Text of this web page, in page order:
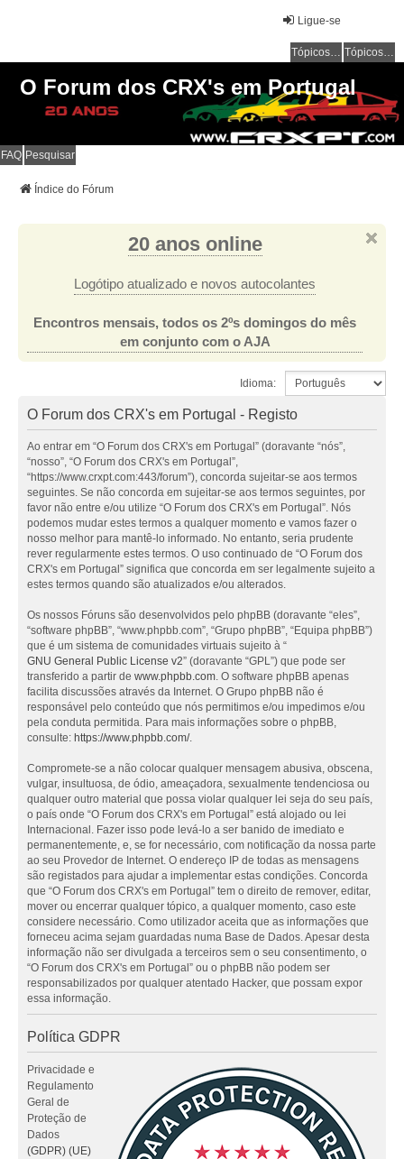
Ligue-se
Tópicos sem resposta Tópicos ativos
O Forum dos CRX's em Portugal
FAQ Pesquisar
Índice do Fórum
20 anos online
Logótipo atualizado e novos autocolantes
Encontros mensais, todos os 2ºs domingos do mês
em conjunto com o AJA
Idioma:
O Forum dos CRX's em Portugal - Registo
Ao entrar em “O Forum dos CRX's em Portugal” (doravante “nós”,
“nosso”, “O Forum dos CRX's em Portugal”,
“https://www.crxpt.com:443/forum”), concorda sujeitar-se aos termos
seguintes. Se não concorda em sujeitar-se aos termos seguintes, por
favor não entre e/ou utilize “O Forum dos CRX's em Portugal”. Nós
podemos mudar estes termos a qualquer momento e vamos fazer o
nosso melhor para mantê-lo informado. No entanto, seria prudente
rever regularmente estes termos. O uso continuado de “O Forum dos
CRX's em Portugal” significa que concorda em ser legalmente sujeito a
estes termos quando são atualizados e/ou alterados.
Os nossos Fóruns são desenvolvidos pelo phpBB (doravante “eles”,
“software phpBB”, “www.phpbb.com”, “Grupo phpBB”, “Equipa phpBB”)
que é um sistema de comunidades virtuais sujeito à “
GNU General Public License v2” (doravante “GPL”) que pode ser
transferido a partir de www.phpbb.com. O software phpBB apenas
facilita discussões através da Internet. O Grupo phpBB não é
responsável pelo conteúdo que nós permitimos e/ou impedimos e/ou
pela conduta permitida. Para mais informações sobre o phpBB,
consulte: https://www.phpbb.com/.
Compromete-se a não colocar qualquer mensagem abusiva, obscena,
vulgar, insultuosa, de ódio, ameaçadora, sexualmente tendenciosa ou
qualquer outro material que possa violar qualquer lei seja do seu país,
o país onde “O Forum dos CRX's em Portugal” está alojado ou lei
Internacional. Fazer isso pode levá-lo a ser banido de imediato e
permanentemente, e, se for necessário, com notificação da nossa parte
ao seu Provedor de Internet. O endereço IP de todas as mensagens
são registados para ajudar a implementar estas condições. Concorda
que “O Forum dos CRX's em Portugal” tem o direito de remover, editar,
mover ou encerrar qualquer tópico, a qualquer momento, caso este
considere necessário. Como utilizador aceita que as informações que
forneceu acima sejam guardadas numa Base de Dados. Apesar desta
informação não ser divulgada a terceiros sem o seu consentimento, o
“O Forum dos CRX's em Portugal” ou o phpBB não podem ser
responsabilizados por qualquer atentado Hacker, que possam expor
essa informação.
Política GDPR
Privacidade e
Regulamento
Geral de
Proteção de
Dados
(GDPR) (UE)